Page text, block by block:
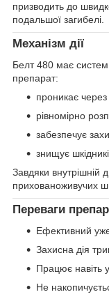
призводить до
подальшої загибелі.
Механізм дії
Белт 480 має
препарат:
проникає через
рівномірно
забезпечує
знищує
Завдяки внутрішній
прихованоживучих
Переваги
Ефективний
Захисна дія
Працює навіть
Не